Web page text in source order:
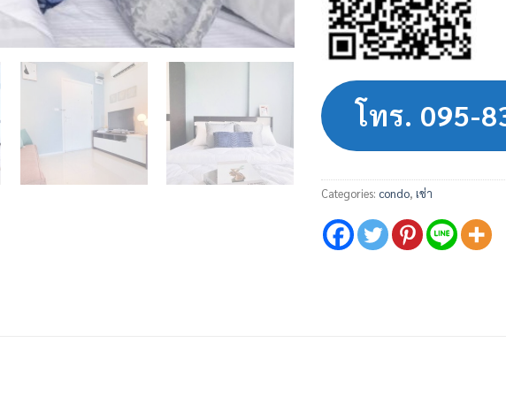
โทร. 095-
Categories: condo, เช่า